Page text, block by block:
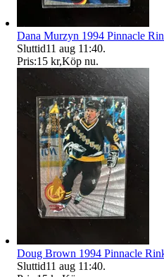
Dana Murzyn 1994 Pinnacle
Sluttid11 aug 11:40.
Pris:15 kr,Köp nu.
Doug Brown 1994 Pinnacle
Sluttid11 aug 11:40.